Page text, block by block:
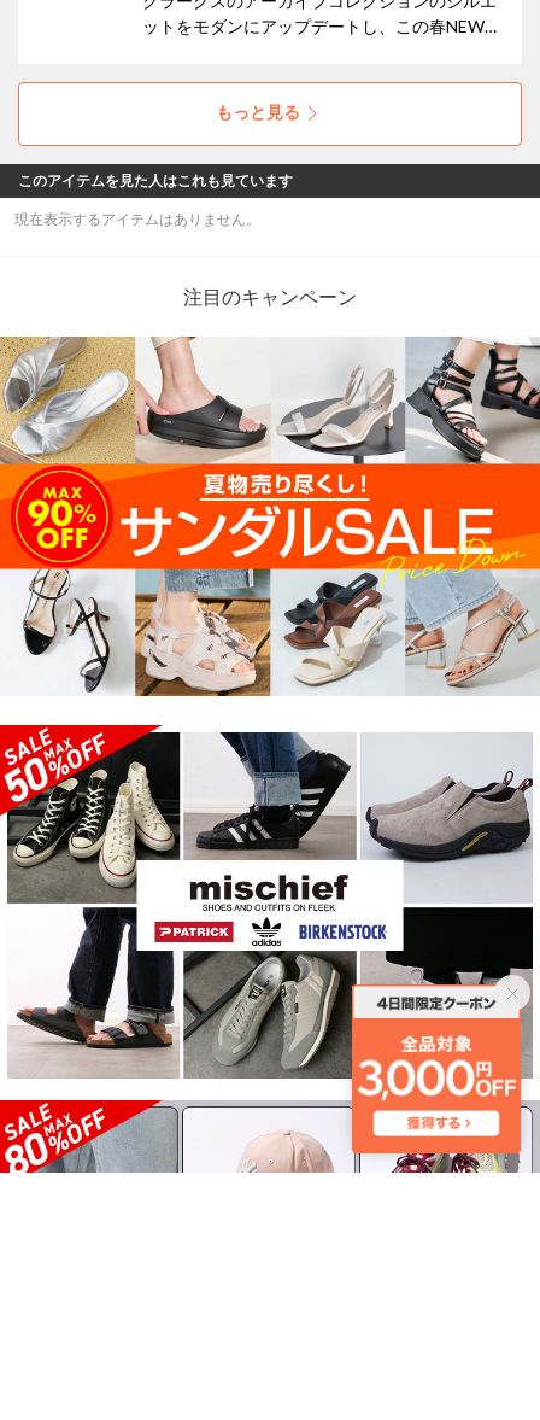
ットをモダンにアップデートし、この春NEW
量の厚底ソールで気分もUP！
もっと見る
このアイテムを見た人はこれも見ています
現在表示するアイテムはありません。
注目のキャンペーン